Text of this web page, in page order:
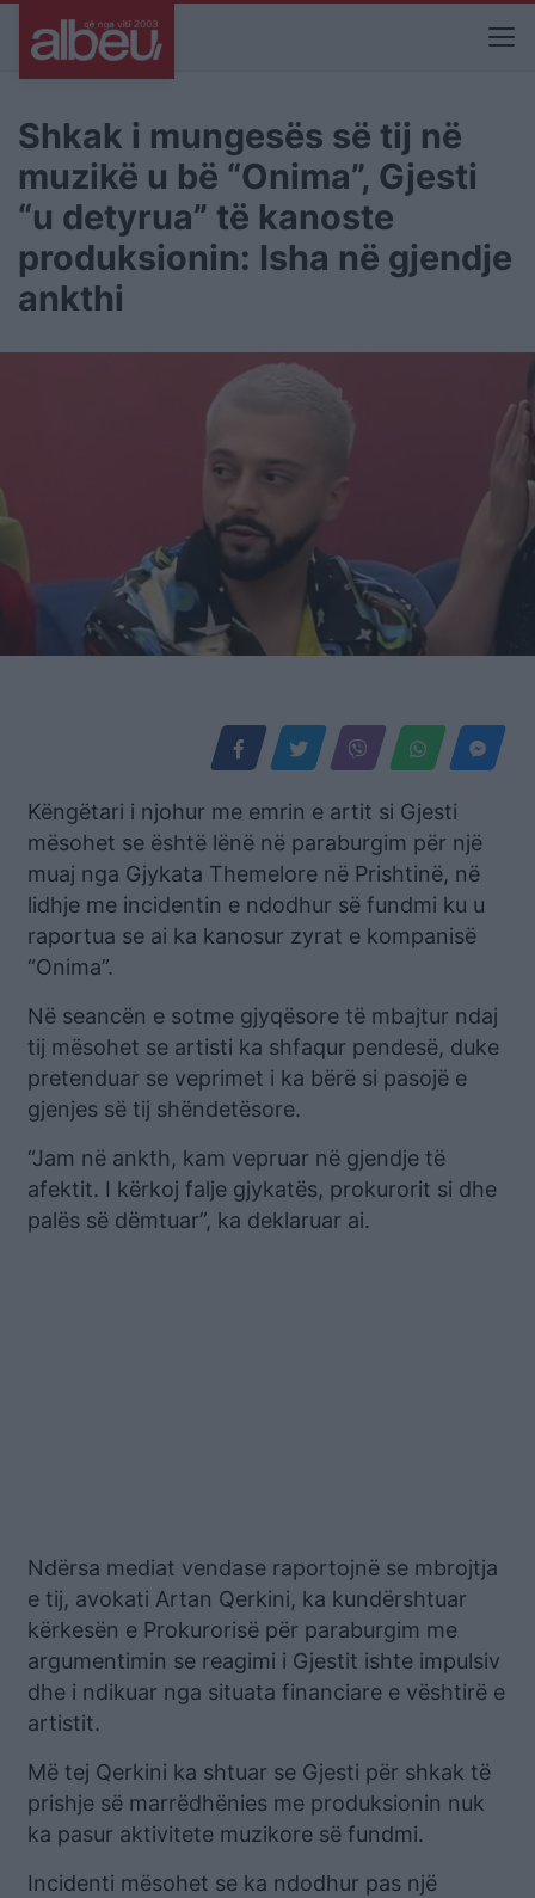
Shkak i mungesës së tij në
muzikë u bë “Onima”, Gjesti
“u detyrua” të kanoste
produksionin: Isha në gjendje
ankthi
Këngëtari i njohur me emrin e artit si Gjesti
mësohet se është lënë në paraburgim për një
muaj nga Gjykata Themelore në Prishtinë, në
lidhje me incidentin e ndodhur së fundmi ku u
raportua se ai ka kanosur zyrat e kompanisë
“Onima”.
Në seancën e sotme gjyqësore të mbajtur ndaj
tij mësohet se artisti ka shfaqur pendesë, duke
pretenduar se veprimet i ka bërë si pasojë e
gjenjes së tij shëndetësore.
“Jam në ankth, kam vepruar në gjendje të
afektit. I kërkoj falje gjykatës, prokurorit si dhe
palës së dëmtuar”, ka deklaruar ai.
Ndërsa mediat vendase raportojnë se mbrojtja
e tij, avokati Artan Qerkini, ka kundërshtuar
kërkesën e Prokurorisë për paraburgim me
argumentimin se reagimi i Gjestit ishte impulsiv
dhe i ndikuar nga situata financiare e vështirë e
artistit.
Më tej Qerkini ka shtuar se Gjesti për shkak të
prishje së marrëdhënies me produksionin nuk
ka pasur aktivitete muzikore së fundmi.
Incidenti mësohet se ka ndodhur pas një